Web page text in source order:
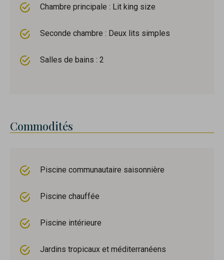
Chambre principale : Lit king size
Seconde chambre : Deux lits simples
Salles de bains : 2
Commodités
Piscine communautaire saisonnière
Piscine chauffée
Piscine intérieure
Jardins tropicaux et méditerranéens